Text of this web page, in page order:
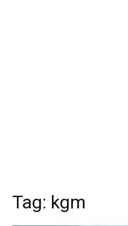
Tag: kgm